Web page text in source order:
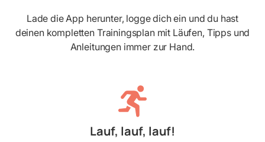
Lade die App herunter, logge dich ein und du hast
deinen kompletten Trainingsplan mit Läufen, Tipps und
Anleitungen immer zur Hand.
Lauf, lauf, lauf!